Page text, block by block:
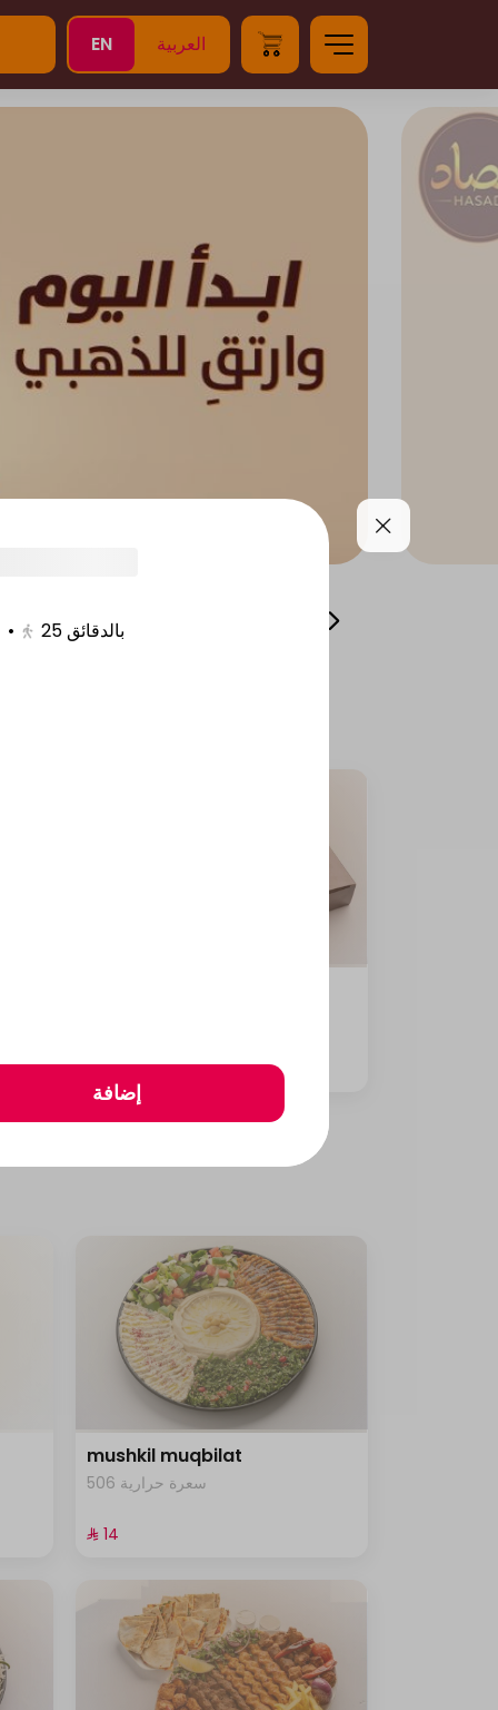
EN العربية
and appetizers Side Dishes
⁨⁦‪‬ 26⁩
mushkil muqbilat
506 سعرة حرارية
⁨⁦‪‬ 14⁩
• 25بالدقائق
إضافة